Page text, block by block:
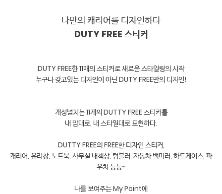
DUTY FREE 스티커
DUTY FREE한 11매의 스티커로 새로운 스타일링의 시작
누구나 갖고있는 디자인이 아닌 DUTY FREE만의 디자인!
개성넘치는 11개의 DUTTY FREE 스티커를
내 맘대로, 내 스타일대로 표현하다.
DUTTY FREE의 FREE한 디자인 스티커,
캐리어, 유리창, 노트북, 사무실 내책상, 텀블러, 자동차 백미러, 하드케이스, 파
우치 등등~
나를 보여주는 My Point에